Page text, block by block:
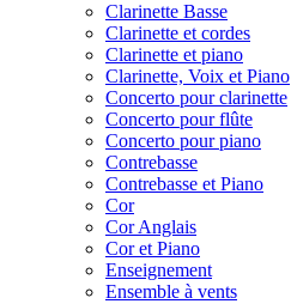
Clarinette Basse
Clarinette et cordes
Clarinette et piano
Clarinette, Voix et Piano
Concerto pour clarinette
Concerto pour flûte
Concerto pour piano
Contrebasse
Contrebasse et Piano
Cor
Cor Anglais
Cor et Piano
Enseignement
Ensemble à vents